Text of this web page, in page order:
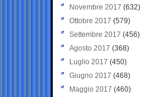
Novembre 2017 (632)
Ottobre 2017 (579)
Settembre 2017 (456)
Agosto 2017 (368)
Luglio 2017 (450)
Giugno 2017 (468)
Maggio 2017 (460)